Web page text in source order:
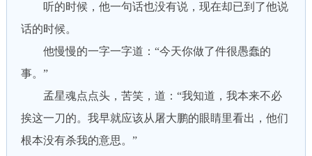
听的时候，他一句话也没有说，现在却已到了他说
话的时候。
他慢慢的一字一字道：“今天你做了件很愚蠢的
事。”
孟星魂点点头，苦笑，道：“我知道，我本来不必
挨这一刀的。我早就应该从屠大鹏的眼睛里看出，他们
根本没有杀我的意思。”